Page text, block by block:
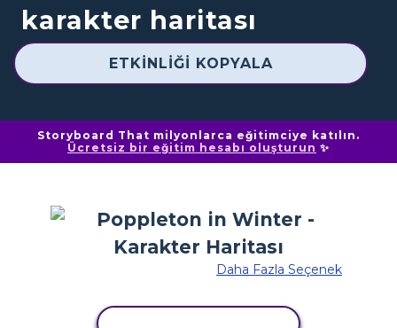
karakter haritası
ETKINLIĞI KOPYALA
Storyboard That milyonlarca eğitimciye katılın.
Ücretsiz bir eğitim hesabı oluşturun ✨
Daha Fazla Seçenek